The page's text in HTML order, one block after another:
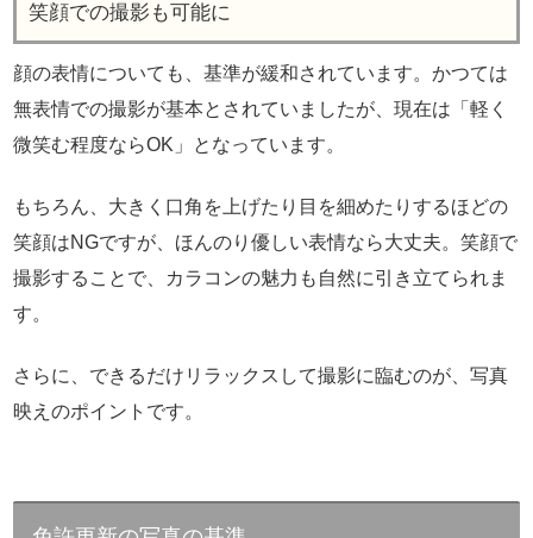
笑顔での撮影も可能に
顔の表情についても、基準が緩和されています。かつては
無表情での撮影が基本とされていましたが、現在は「軽く
微笑む程度ならOK」となっています。
もちろん、大きく口角を上げたり目を細めたりするほどの
笑顔はNGですが、ほんのり優しい表情なら大丈夫。笑顔で
撮影することで、カラコンの魅力も自然に引き立てられま
す。
さらに、できるだけリラックスして撮影に臨むのが、写真
映えのポイントです。